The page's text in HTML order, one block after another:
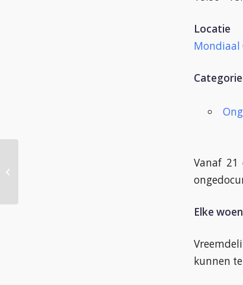
Locatie
Mondiaal
Vanaf
Elke
kunnen